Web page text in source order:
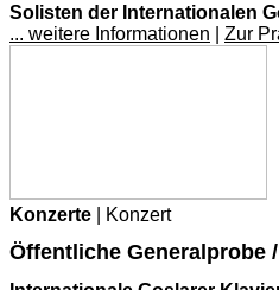
Solisten der Internationalen
... weitere Informationen
Zur
Konzerte | Konzert
Öffentliche Generalprobe